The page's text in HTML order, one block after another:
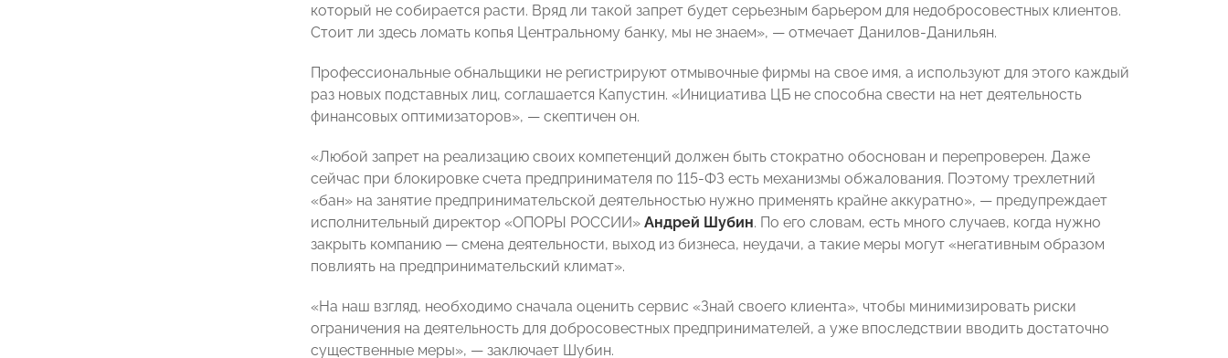
который не собирается расти. Вряд ли такой запрет будет серьезным барьером для недобросовестных клиентов.
Стоит ли здесь ломать копья Центральному банку, мы не знаем», — отмечает Данилов-Данильян.
Профессиональные обнальщики не регистрируют отмывочные фирмы на свое имя, а используют для этого каждый
раз новых подставных лиц, соглашается Капустин. «Инициатива ЦБ не способна свести на нет деятельность
финансовых оптимизаторов», — скептичен он.
«Любой запрет на реализацию своих компетенций должен быть стократно обоснован и перепроверен. Даже
сейчас при блокировке счета предпринимателя по 115-ФЗ есть механизмы обжалования. Поэтому трехлетний
«бан» на занятие предпринимательской деятельностью нужно применять крайне аккуратно», — предупреждает
исполнительный директор «ОПОРЫ РОССИИ» Андрей Шубин. По его словам, есть много случаев, когда нужно
закрыть компанию — смена деятельности, выход из бизнеса, неудачи, а такие меры могут «негативным образом
повлиять на предпринимательский климат».
«На наш взгляд, необходимо сначала оценить сервис «Знай своего клиента», чтобы минимизировать риски
ограничения на деятельность для добросовестных предпринимателей, а уже впоследствии вводить достаточно
существенные меры», — заключает Шубин.